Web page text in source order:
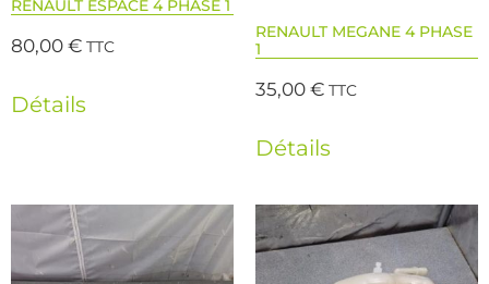
RENAULT ESPACE 4 PHASE 1
80,00€ TTC
Détails
RENAULT MEGANE 4 PHASE
1
35,00€ TTC
Détails